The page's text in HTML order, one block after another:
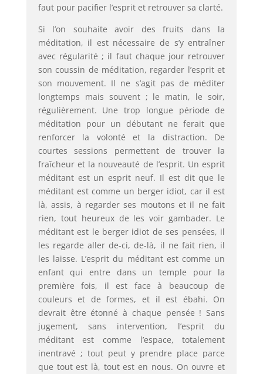
faut pour pacifier l’esprit et retrouver sa clarté.
Si l’on souhaite avoir des fruits dans la
méditation, il est nécessaire de s’y entraîner
avec régularité ; il faut chaque jour retrouver
son coussin de méditation, regarder l’esprit et
son mouvement. Il ne s’agit pas de méditer
longtemps mais souvent ; le matin, le soir,
régulièrement. Une trop longue période de
méditation pour un débutant ne ferait que
renforcer la volonté et la distraction. De
courtes sessions permettent de trouver la
fraîcheur et la nouveauté de l’esprit. Un esprit
méditant est un esprit neuf. Il est dit que le
méditant est comme un berger idiot, car il est
là, assis, à regarder ses moutons et il ne fait
rien, tout heureux de les voir gambader. Le
méditant est le berger idiot de ses pensées, il
les regarde aller de-ci, de-là, il ne fait rien, il
les laisse. L’esprit du méditant est comme un
enfant qui entre dans un temple pour la
première fois, il est face à beaucoup de
couleurs et de formes, et il est ébahi. On
devrait être étonné à chaque pensée ! Sans
jugement, sans intervention, l’esprit du
méditant est comme l’espace, totalement
inentravé ; tout peut y prendre place parce
que tout est là, tout est en nous. On ouvre et